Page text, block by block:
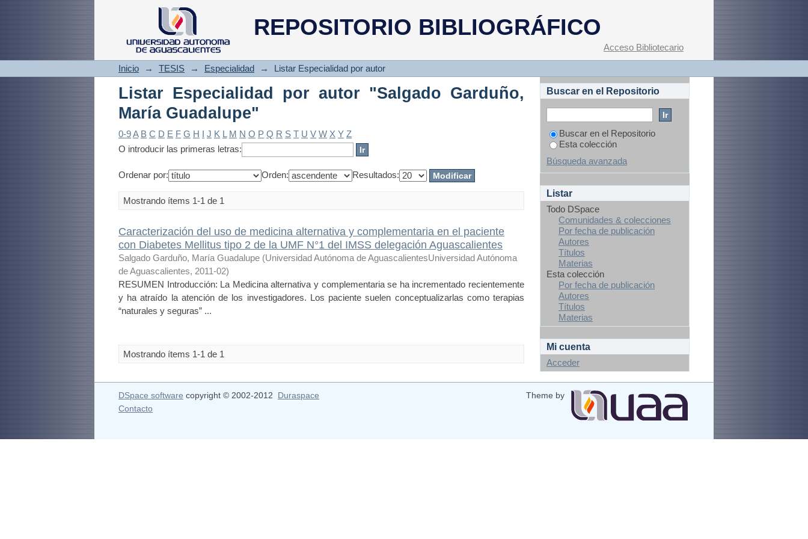
REPOSITORIO BIBLIOGRÁFICO
Listar Especialidad por autor "Salgado Garduño, María Guadalupe"
Acceso Bibliotecario
Inicio → TESIS → Especialidad → Listar Especialidad por autor
Listar Especialidad por autor "Salgado Garduño,
María Guadalupe"
0-9A B C D E F G H I J K L M N O P Q R S T U V W X Y Z
O introducir las primeras letras:
Ordenar por: Orden: Resultados:
Mostrando ítems 1-1 de 1
Caracterización del uso de medicina alternativa y complementaria en el paciente
con Diabetes Mellitus tipo 2 de la UMF N°1 del IMSS delegación Aguascalientes
Salgado Garduño, María Guadalupe (Universidad Autónoma de AguascalientesUniversidad Autónoma
de Aguascalientes, 2011-02)
RESUMEN Introducción: La Medicina alternativa y complementaria se ha incrementado recientemente
y ha atraído la atención de los investigadores. Los paciente suelen conceptualizarlas como terapias
“naturales y seguras” ...
Mostrando ítems 1-1 de 1
Buscar en el Repositorio
Buscar en el Repositorio
Esta colección
Búsqueda avanzada
Listar
Todo DSpace
Comunidades & colecciones
Por fecha de publicación
Autores
Títulos
Materias
Esta colección
Por fecha de publicación
Autores
Títulos
Materias
Mi cuenta
Acceder
DSpace software copyright © 2002-2012 Duraspace
Theme by
Contacto